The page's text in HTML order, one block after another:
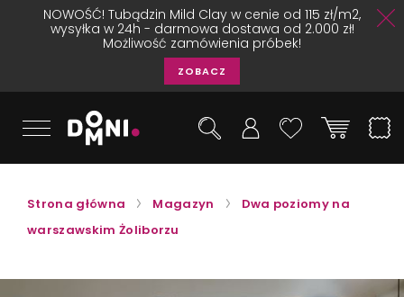
NOWOŚĆ! Tubądzin Mild Clay w cenie od 115 zł/m2,
wysyłka w 24h - darmowa dostawa od 2.000 zł!
Możliwość zamówienia próbek!
ZOBACZ
Strona główna Magazyn
Dwa poziomy na
warszawskim Żoliborzu